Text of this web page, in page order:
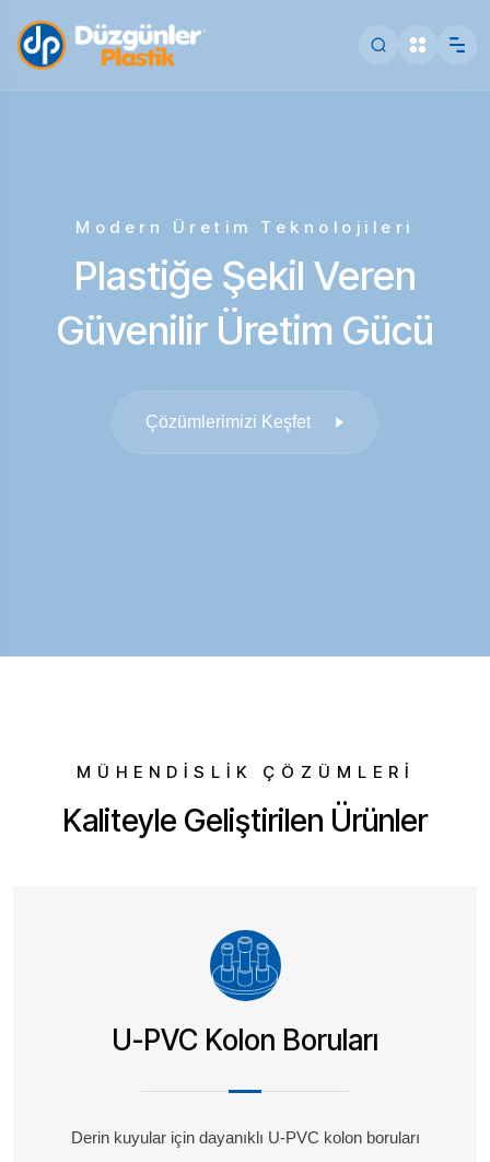
Modern Üretim Teknolojileri
Plastiğe Şekil Veren
Güvenilir Üretim Gücü
Çözümlerimizi Keşfet
MÜHENDİSLİK ÇÖZÜMLERİ
Kaliteyle Geliştirilen Ürünler
U-PVC Kolon Boruları
Derin kuyular için dayanıklı U-PVC kolon boruları